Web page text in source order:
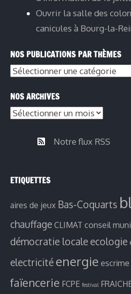
Ouvrir la salle des
canicules à Bourg-la-
NOS PUBLICATIONS PAR THÈMES
NOS ARCHIVES
Notre flux RSS
ETIQUETTES
aires de jeux Bas-Coquarts
chauffage CLIMAT conseil
démocratie locale ecologie
electricité energie escrime
faïencerie FCPE festival